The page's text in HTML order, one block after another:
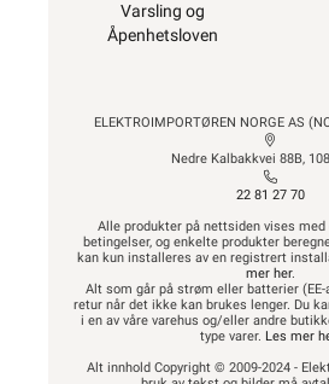
Varsling og
Åpenhetsloven
ELEKTROIMPORTØREN NORGE AS
Nedre Kalbakkvei 88B,
22 81 27 70
Alle produkter på nettsiden vises med
betingelser, og enkelte produkter
kan kun installeres av en registrert
mer her.
Alt som går på strøm eller batterier
retur når det ikke kan brukes lenger. Du
i en av våre varehus og/eller andre
type varer. Les mer
Alt innhold Copyright © 2009-2024 -